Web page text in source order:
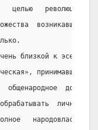
целью
возникавших
близкой к
принимавшая
общенародное
личным